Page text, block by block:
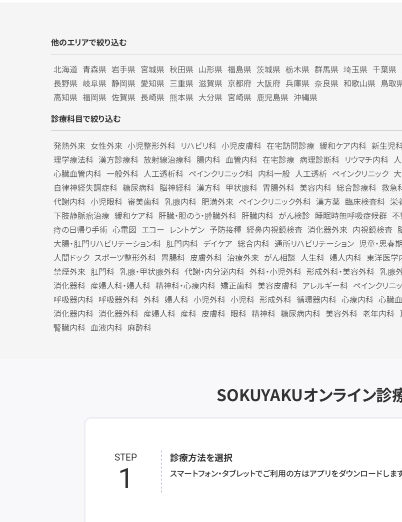
他のエリアで絞り込む
北海道 青森県 岩手県 宮城県 秋田県 山形県 福島県 茨城県 栃木県 群馬県 埼玉県 千葉県
長野県 岐阜県 静岡県 愛知県 三重県 滋賀県 京都府 大阪府 兵庫県 奈良県 和歌山県 鳥取
高知県 福岡県 佐賀県 長崎県 熊本県 大分県 宮崎県 鹿児島県 沖縄県
診療科目で絞り込む
発熱外来 女性外来 小児整形外科 リハビリ科 小児皮膚科 在宅訪問診療 緩和ケア内科 新生児
理学療法科 漢方診療科 放射線治療科 腸内科 血管内科 在宅診療 病理診断科 リウマチ内科
心臓血管内科 一般外科 人工透析科 ペインクリニック科 内科一般 人工透析 ペインクリニック
自律神経失調症科 糖尿病科 脳神経科 漢方科 甲状腺科 胃腸外科 美容内科 総合診療科 救急
代謝内科 小児眼科 審美歯科 乳腺内科 肥満外来 ペインクリニック外科 漢方薬 臨床検査科 栄
下肢静脈瘤治療 緩和ケア科 肝臓・胆のう・膵臓外科 肝臓内科 がん検診 睡眠時無呼吸症候群
痔の日帰り手術 心電図 エコー レントゲン 予防接種 経鼻内視鏡検査 消化器外来 内視鏡検査
大腸・肛門リハビリテーション科 肛門内科 デイケア 総合内科 通所リハビリテーション 児童・思春
人間ドック スポーツ整形外科 胃腸科 皮膚外科 治療外来 がん相談 人生科 婦人内科 東洋医学
禁煙外来 肛門科 乳腺・甲状腺外科 代謝・内分泌内科 外科・小児外科 形成外科・美容外科 乳腺
消化器科 産婦人科・婦人科 精神科・心療内科 矯正歯科 美容皮膚科 アレルギー科 ペインクリニ
呼吸器内科 呼吸器外科 外科 婦人科 小児外科 小児科 形成外科 循環器内科 心療内科 心臓
消化器内科 消化器外科 産婦人科 産科 皮膚科 眼科 精神科 糖尿病内科 美容外科 老年内科
腎臓内科 血液内科 麻酔科
SOKUYAKUオンライン診
STEP
1
診療方法を選択
スマートフォン・タブレットでご利用の方はアプリをダウンロードします